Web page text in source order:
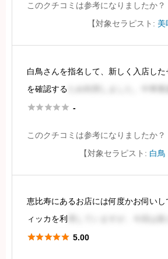
選択し、指名料とディープリンパ、衣
を含め、合計23,000円でした。
このクチコミは参考になりましたか？
【対象セラピスト: 美
白鳥さんを指名して、新しく入店した
を確認する
り、マンションへ向かいます。
部屋に到着すると、黒髪の清楚で美し
迎えてくれました。ルックスは現代
り、ギャ
 -
このクチコミは参考になりましたか？
【対象セラピスト: 白鳥
恵比寿にあるお店には何度かお伺い
ィッカを利 用していますが、今回は新
けたいと思い予約しました。
 5.00